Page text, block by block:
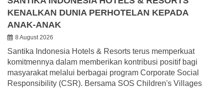
KENALKAN DUNIA PERHOTELAN KEPADA
ANAK-ANAK
8 August 2026
Santika Indonesia Hotels & Resorts terus memperkuat
komitmennya dalam memberikan kontribusi positif bagi
masyarakat melalui berbagai program Corporate Social
Responsibility (CSR). Bersama SOS Children's Villages